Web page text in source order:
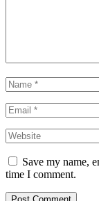
Save my name,
time I comment.